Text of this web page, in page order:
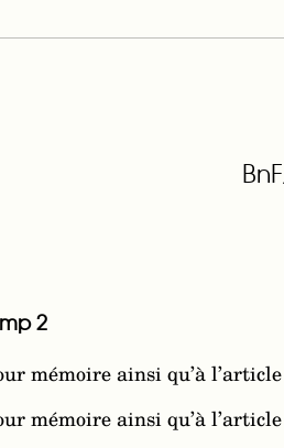
2
mémoire ainsi qu’à
mémoire ainsi qu’à